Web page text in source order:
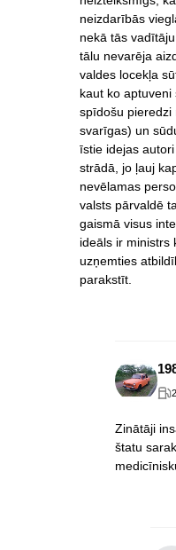
neizdarībās
nekā tās
tālu nevarēja
valdes locekļa
kaut ko
spīdošu pieredzi
svarīgas) un
īstie idejas
strādā, jo ļauj
nevēlamas
valsts pārvaldē
gaismā visus
ideāls ir ministrs
uzņemties
parakstīt.
Zinātāji
štatu